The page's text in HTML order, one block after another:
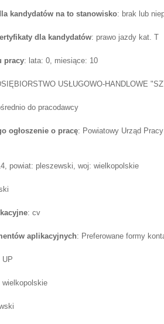
kandydatów na to stanowisko: brak lub
dla kandydatów: prawo jazdy kat. T
pracy: lata: 0, miesiące: 10
USŁUGOWO-HANDLOWE
do pracodawcy
ogłoszenie o pracę: Powiatowy Urząd
powiat: pleszewski, woj: wielkopolskie
: cv
aplikacyjnych: Preferowane formy
UP
wielkopolskie